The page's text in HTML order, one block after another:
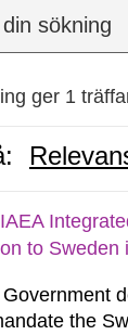
sökning
ger 1
to Sweden
the